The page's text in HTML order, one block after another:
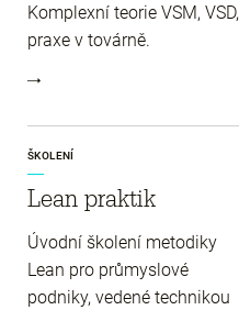
Komplexní teorie VSM, VSD,
praxe v továrně.
ŠKOLENÍ
Lean praktik
Úvodní školení metodiky
Lean pro průmyslové
podniky, vedené technikou